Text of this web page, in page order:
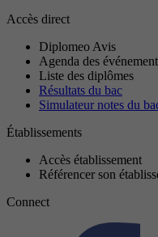
Accès direct
Diplomeo Avis
Agenda des
Liste des diplômes
Résultats du bac
Simulateur notes du
Établissements
Accès établissement
Référencer son
Connect